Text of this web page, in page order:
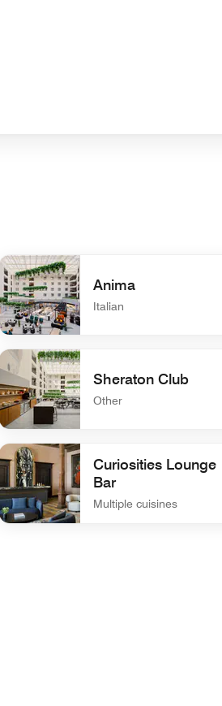
Anima
Italian
undefined Anima
Sheraton Club
Other
undefined Sheraton Club
Curiosities Lounge
Bar
Multiple cuisines